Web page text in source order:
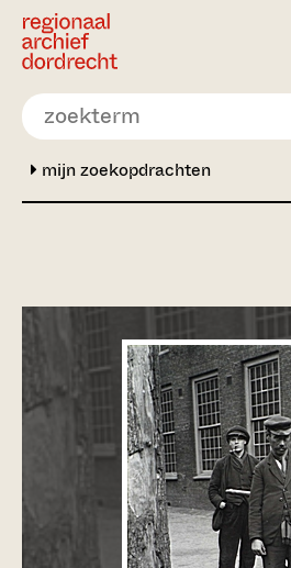
Ga direct naar de inhoud
mijn zoekopdrachten